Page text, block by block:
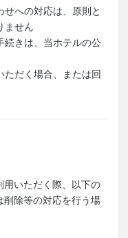
せへの対応は、原則と
ません
続きは、当ホテルの公
ただく場合、または回
用いただく際、以下の
削除等の対応を行う場